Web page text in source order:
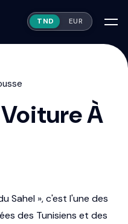
TND EUR
À
Sahel », c'est l'une des
des Tunisiens et des